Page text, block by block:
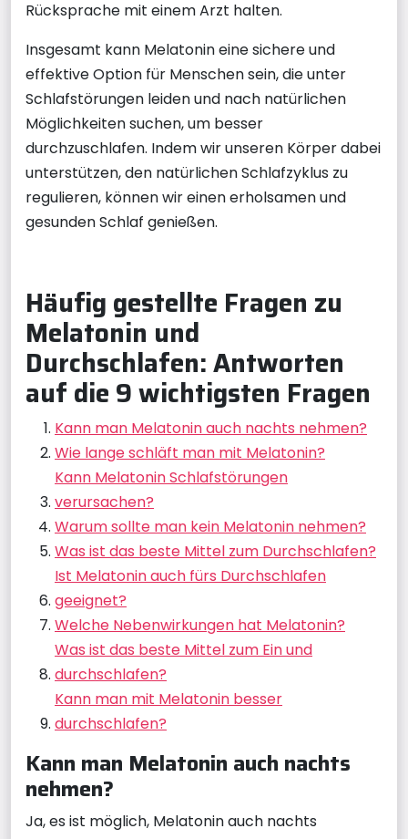
Rücksprache mit einem Arzt halten.
Insgesamt kann Melatonin eine sichere und
effektive Option für Menschen sein, die unter
Schlafstörungen leiden und nach natürlichen
Möglichkeiten suchen, um besser
durchzuschlafen. Indem wir unseren Körper dabei
unterstützen, den natürlichen Schlafzyklus zu
regulieren, können wir einen erholsamen und
gesunden Schlaf genießen.
Häufig gestellte Fragen zu
Melatonin und
Durchschlafen: Antworten
auf die 9 wichtigsten Fragen
Kann man Melatonin auch nachts nehmen?
Wie lange schläft man mit Melatonin?
Kann Melatonin Schlafstörungen
verursachen?
Warum sollte man kein Melatonin nehmen?
Was ist das beste Mittel zum Durchschlafen?
Ist Melatonin auch fürs Durchschlafen
geeignet?
Welche Nebenwirkungen hat Melatonin?
Was ist das beste Mittel zum Ein und
durchschlafen?
Kann man mit Melatonin besser
durchschlafen?
Kann man Melatonin auch nachts
nehmen?
Ja, es ist möglich, Melatonin auch nachts